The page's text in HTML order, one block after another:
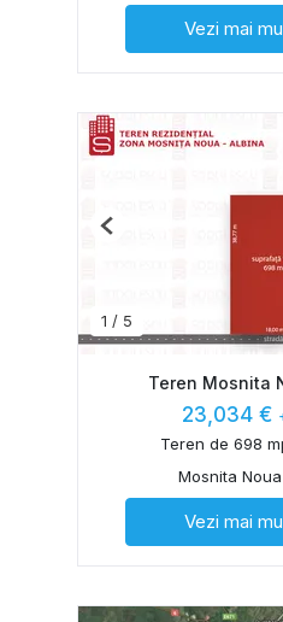
Vezi mai
1 / 5
Previous
Teren Mosnita
23,034 €
Teren de 698
Mosnita Noua
Vezi mai